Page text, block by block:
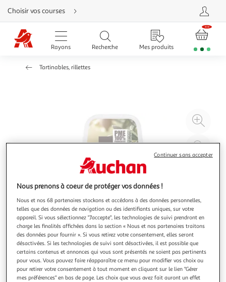
Aller
directement
au
contenu
Aller
directement
Aller
Choisir vos courses
Rayons Recherche Mes produits
Tartinables, rillettes
à
5.0 (2)
Nous prenons à coeur de protéger vos données !
Nous et nos 68 partenaires stockons et accédons à des données personnelles,
telles que des données de navigation ou des identifiants uniques, sur votre
appareil. Si vous sélectionnez "J'accepte", les technologies de suivi prendront en
charge les finalités affichées dans la section « Nous et nos partenaires traitons
des données pour fournir ». Si vous retirez votre consentement, elles seront
désactivées. Si les technologies de suivi sont désactivées, il est possible que
certains contenus et annonces qui vous sont présentés ne soient pas pertinents
pour vous. Vous pouvez faire réapparaître ce menu pour modifier vos choix ou
pour retirer votre consentement à tout moment en cliquant sur le lien "Gérer
mes préférences" en bas de page. Les choix que vous avez fait auront un effet
Continuer sans accepter